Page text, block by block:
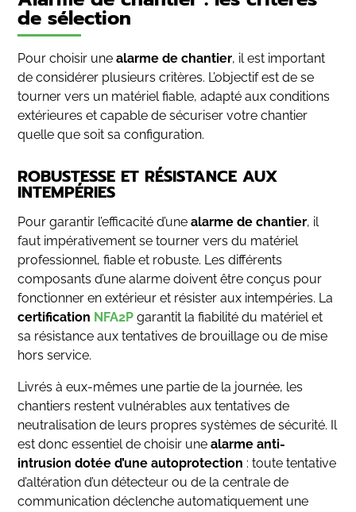
de sélection
Pour choisir une alarme de chantier, il est important
de considérer plusieurs critères. L’objectif est de se
tourner vers un matériel fiable, adapté aux conditions
extérieures et capable de sécuriser votre chantier
quelle que soit sa configuration.
ROBUSTESSE ET RÉSISTANCE AUX
INTEMPÉRIES
Pour garantir l’efficacité d’unealarme de chantier, il
faut impérativement se tourner vers du matériel
professionnel, fiable et robuste. Les différents
composants d’une alarme doivent être conçus pour
fonctionner en extérieur et résister aux intempéries. La
certification NFA2P garantit la fiabilité du matériel et
sa résistance aux tentatives de brouillage ou de mise
hors service.
Livrés à eux-mêmes une partie de la journée, les
chantiers restent vulnérables aux tentatives de
neutralisation de leurs propres systèmes de sécurité. Il
est donc essentiel de choisir unealarme anti-
intrusion dotée d’une autoprotection : toute tentative
d’altération d’un détecteur ou de la centrale de
communication déclenche automatiquement une